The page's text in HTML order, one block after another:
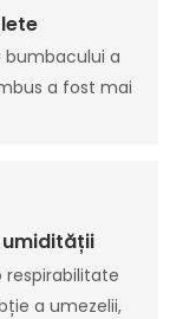
bumbacului a
a fost mai
respirabilitate
a umezelii,